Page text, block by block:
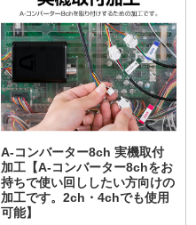
A-コンバーター8ch 実機取付
加工【A-コンバーター8chをお
持ちで使い回ししたい方向けの
加工です。2ch・4chでも使用
可能】